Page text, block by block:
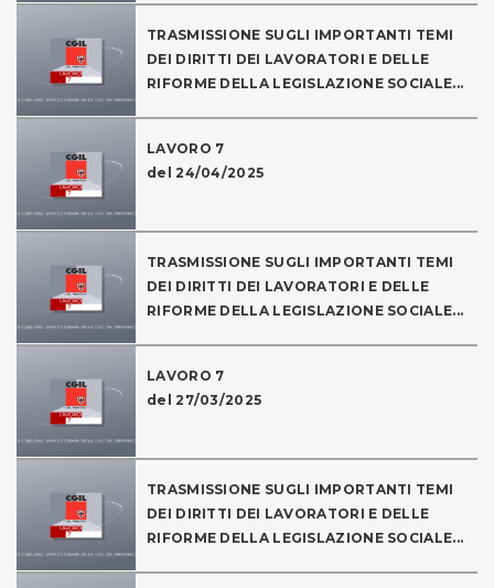
TRASMISSIONE SUGLI IMPORTANTI TEMI
DEI DIRITTI DEI LAVORATORI E DELLE
RIFORME DELLA LEGISLAZIONE SOCIALE...
LAVORO 7
del 24/04/2025
TRASMISSIONE SUGLI IMPORTANTI TEMI
DEI DIRITTI DEI LAVORATORI E DELLE
RIFORME DELLA LEGISLAZIONE SOCIALE...
LAVORO 7
del 27/03/2025
TRASMISSIONE SUGLI IMPORTANTI TEMI
DEI DIRITTI DEI LAVORATORI E DELLE
RIFORME DELLA LEGISLAZIONE SOCIALE...